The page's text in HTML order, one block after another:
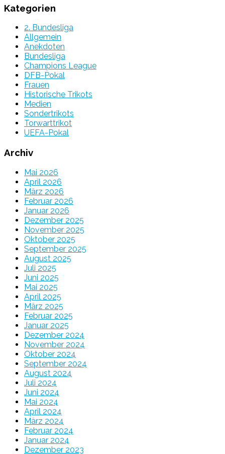
Kategorien
2. Bundesliga
Allgemein
Anekdoten
Bundesliga
Champions League
DFB-Pokal
Frauen
Historische Trikots
Medien
Sondertrikots
Torwarttrikot
UEFA-Pokal
Archiv
Mai 2026
April 2026
März 2026
Februar 2026
Januar 2026
Dezember 2025
November 2025
Oktober 2025
September 2025
August 2025
Juli 2025
Juni 2025
Mai 2025
April 2025
März 2025
Februar 2025
Januar 2025
Dezember 2024
November 2024
Oktober 2024
September 2024
August 2024
Juli 2024
Juni 2024
Mai 2024
April 2024
März 2024
Februar 2024
Januar 2024
Dezember 2023